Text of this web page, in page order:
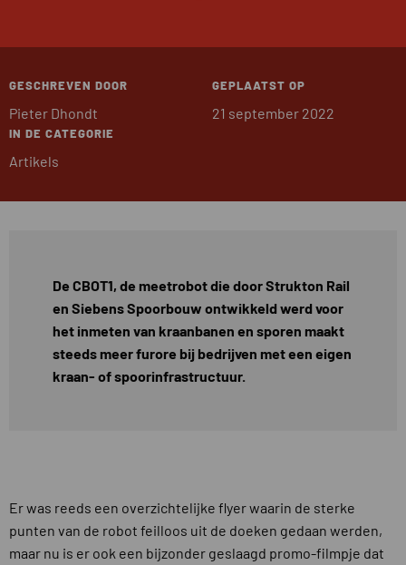
GESCHREVEN DOOR
Pieter Dhondt
GEPLAATST OP
21 september 2022
IN DE CATEGORIE
Artikels
De CBOT1, de meetrobot die door Strukton Rail
en Siebens Spoorbouw ontwikkeld werd voor
het inmeten van kraanbanen en sporen maakt
steeds meer furore bij bedrijven met een eigen
kraan- of spoorinfrastructuur.
Er was reeds een overzichtelijke flyer waarin de sterke
punten van de robot feilloos uit de doeken gedaan werden,
maar nu is er ook een bijzonder geslaagd promo-filmpje dat